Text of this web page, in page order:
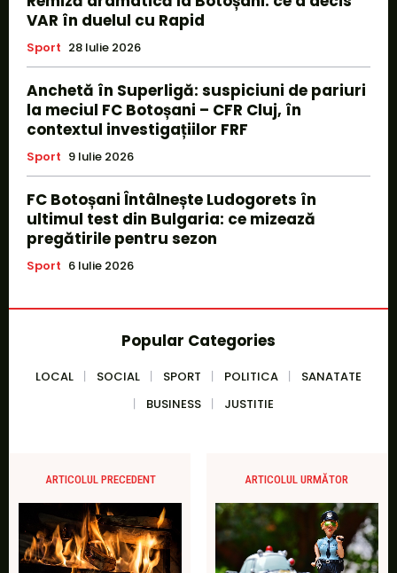
VAR în duelul cu Rapid
Sport 28 Iulie 2026
Anchetă în Superligă: suspiciuni de pariuri
la meciul FC Botoșani – CFR Cluj, în
contextul investigațiilor FRF
Sport 9 Iulie 2026
FC Botoșani Întâlnește Ludogorets în
ultimul test din Bulgaria: ce mizează
pregătirile pentru sezon
Sport 6 Iulie 2026
Popular Categories
LOCAL SOCIAL SPORT POLITICA
SANATATE
BUSINESS
JUSTITIE
ARTICOLUL PRECEDENT ARTICOLUL URMĂTOR